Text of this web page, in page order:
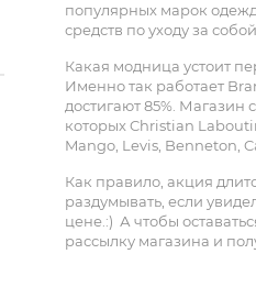
популярных марок
средств по уходу за
Какая модница устоит
Именно так работает
достигают 85%.
которых Christian
Mango, Levis, Benneton,
Как правило, акция
раздумывать, если
цене.:) А чтобы
рассылку магазина и